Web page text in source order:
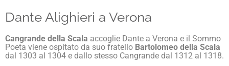
Dante Alighieri a Verona
Cangrande della Scala accoglie Dante a Verona e il Sommo
Poeta viene ospitato da suo fratello Bartolomeo della Scala
dal 1303 al 1304 e dallo stesso Cangrande dal 1312 al 1318.